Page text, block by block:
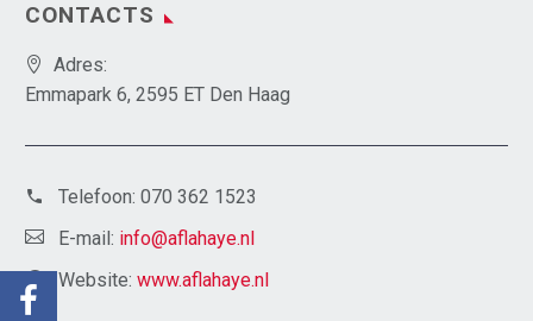
CONTACTS
Adres:
Emmapark 6, 2595 ET Den Haag
Telefoon: 070 362 1523
E-mail: info@aflahaye.nl
Website: www.aflahaye.nl